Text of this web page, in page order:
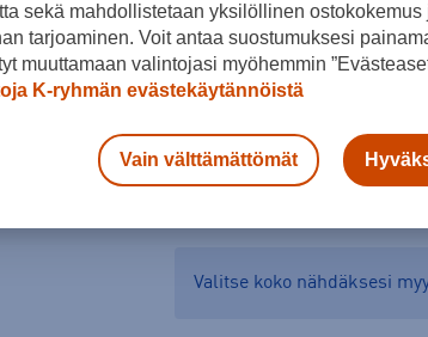
Tarkista saatavuus ja
Valitse koko nähdäksesi
sekä mahdollistetaan yksilöllinen ostokokemus
tarjoaminen. Voit antaa suostumuksesi
muuttamaan valintojasi myöhemmin
K-ryhmän evästekäytännöistä
Vain välttämättömät